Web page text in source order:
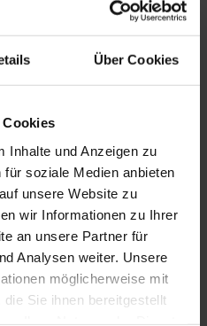
Über Cookies
Cookies
Inhalte und Anzeigen zu
soziale Medien anbieten
unsere Website zu
wir Informationen zu Ihrer
an unsere Partner für
Analysen weiter. Unsere
möglicherweise mit
Sie ihnen bereitgestellt
Wittdün auf Amrum
stellt unter
odr/ eine Plattform
die Verbraucher für
nutzen können und
zum Thema